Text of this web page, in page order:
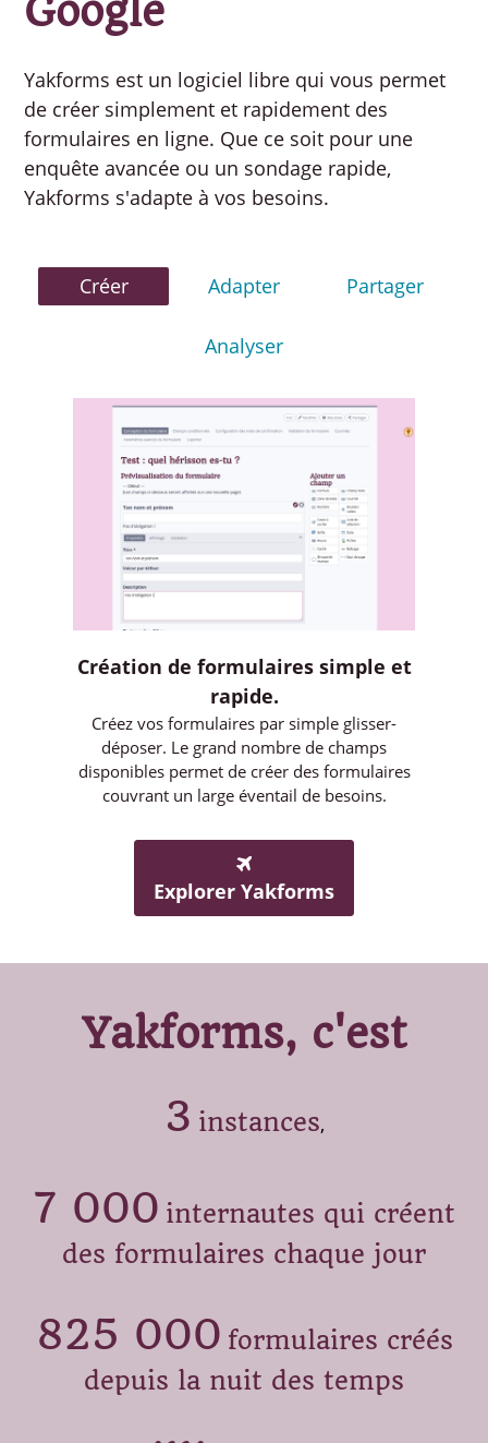
Google
Yakforms est un logiciel libre qui vous permet
de créer simplement et rapidement des
formulaires en ligne. Que ce soit pour une
enquête avancée ou un sondage rapide,
Yakforms s'adapte à vos besoins.
Créer Adapter Partager
Analyser
Création de formulaires simple et
rapide.
Créez vos formulaires par simple glisser-
déposer. Le grand nombre de champs
disponibles permet de créer des formulaires
couvrant un large éventail de besoins.
Explorer Yakforms
Yakforms, c'est
3 instances,
7 000 internautes qui créent
des formulaires chaque jour
825 000 formulaires créés
depuis la nuit des temps